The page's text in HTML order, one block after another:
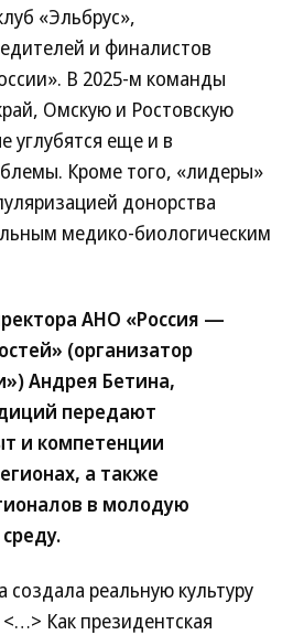
«Эльбрус»,
и финалистов
В 2025-м команды
Омскую и Ростовскую
углубятся еще и в
Кроме того, «лидеры»
донорства
медико-биологическим
АНО «Россия —
(организатор
Андрея Бетина,
передают
и компетенции
а также
в молодую
создала реальную культуру
Как президентская